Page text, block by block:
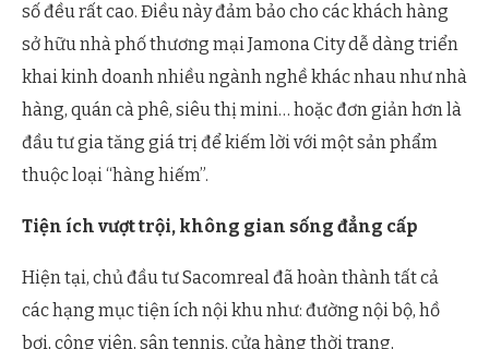
số đều rất cao. Điều này đảm bảo cho các khách hàng
sở hữu nhà phố thương mại Jamona City dễ dàng triển
khai kinh doanh nhiều ngành nghề khác nhau như nhà
hàng, quán cà phê, siêu thị mini… hoặc đơn giản hơn là
đầu tư gia tăng giá trị để kiếm lời với một sản phẩm
thuộc loại “hàng hiếm”.
Tiện ích vượt trội, không gian sống đẳng cấp
Hiện tại, chủ đầu tư Sacomreal đã hoàn thành tất cả
các hạng mục tiện ích nội khu như: đường nội bộ, hồ
bơi, công viên, sân tennis, cửa hàng thời trang,